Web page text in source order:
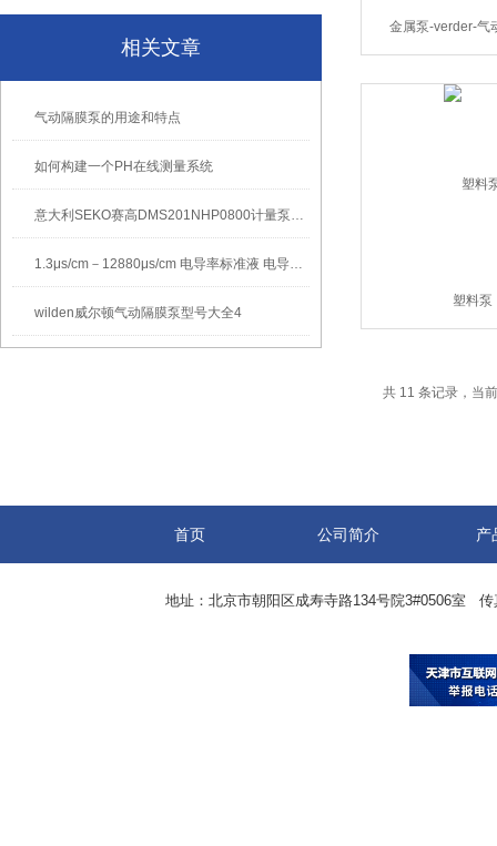
相关文章
气动隔膜泵的用途和特点
如何构建一个PH在线测量系统
意大利SEKO赛高DMS201NHP0800计量泵安装注意事项
1.3μs/cm－12880μs/cm 电导率标准液 电导率缓冲液 电导率校正液 电导率校准液
wilden威尔顿气动隔膜泵型号大全4
金属泵-verder-气
塑料泵
共 11 条记录，当
首页 公司简介 产
地址：北京市朝阳区成寿寺路134号院3#0506室